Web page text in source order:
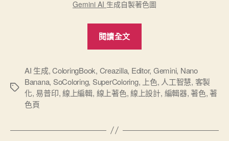
Gemini AI 生成自製著色圖
閱讀全文
色
頁
下
標
AI 生成,ColoringBook, Creazilla, Editor, Gemini, Nano
Banana, SoColoring, SuperColoring, 上色, 人工智慧, 客製
化, 易普印,線上編輯, 線上著色,線上設計, 編輯器, 著色, 著
色頁